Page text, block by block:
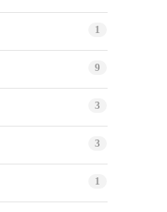
1
9
3
3
1